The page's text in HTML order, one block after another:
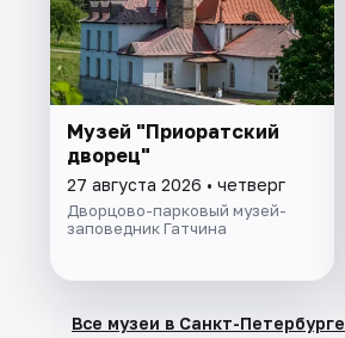
Музей "Приоратский
дворец"
27 августа 2026 • четверг
Дворцово-парковый музей-
заповедник Гатчина
Все музеи в Санкт-Петербурге